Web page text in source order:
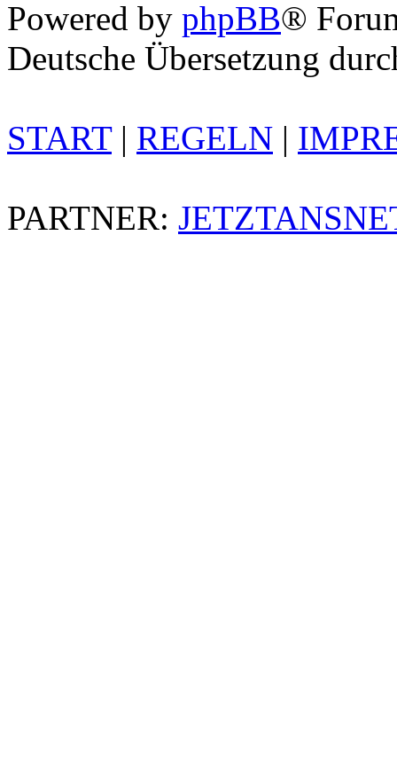
Powered by phpBB®
Deutsche Übersetzung
START| REGELN |
PARTNER: